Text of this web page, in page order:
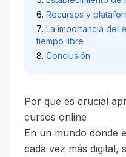
Recursos y
La importancia del
tiempo libre
Conclusión
Por que es crucial
cursos online
En un mundo donde
cada vez más digital,